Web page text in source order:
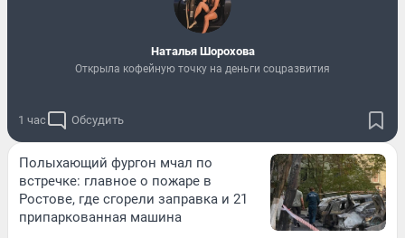
Наталья Шорохова
Открыла кофейную точку на деньги соцразвития
1 час Обсудить
Полыхающий фургон мчал по
встречке: главное о пожаре в
Ростове, где сгорели заправка и 21
припаркованная машина